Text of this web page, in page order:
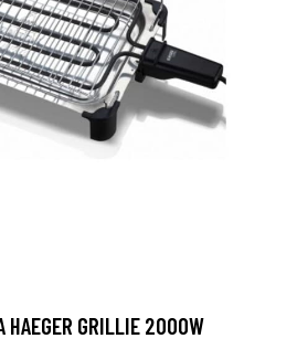
HAEGER GRILLIE 2000W